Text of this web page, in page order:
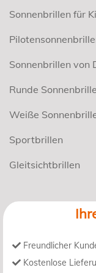
Sonnenbrillen für
Sonnenbrillen von
Runde
Weiße
Sportbrillen
Gleitsichtbrillen
Freundlicher
Kostenlose